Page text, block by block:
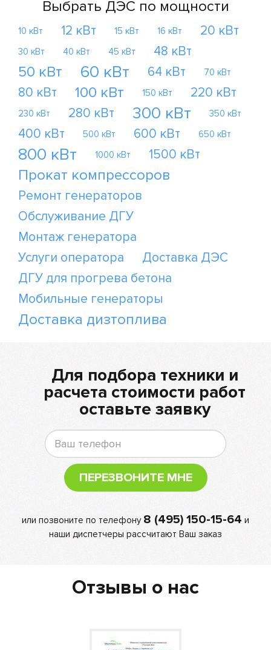
Выбрать ДЭС по мощности
10 кВт 12 кВт 15 кВт 16 кВт 20 кВт
30 кВт 40 кВт 45 кВт 48 кВт
50 кВт 60 кВт 64 кВт 70 кВт
80 кВт 100 кВт 150 кВт 220 кВт
230 кВт 280 кВт 300 кВт 350 кВт
400 кВт 500 кВт 600 кВт 650 кВт
800 кВт 1000 кВт 1500 кВт
Прокат компрессоров
Ремонт генераторов
Обслуживание ДГУ
Монтаж генератора
Услуги оператора
Доставка ДЭС
ДГУ для прогрева бетона
Мобильные генераторы
Доставка дизтоплива
Для подбора техники и
расчета стоимости работ
оставьте заявку
ПЕРЕЗВОНИТЕ МНЕ
или позвоните по телефону 8 (495) 150-15-64 и
наши диспетчеры рассчитают Ваш заказ
Отзывы о нас